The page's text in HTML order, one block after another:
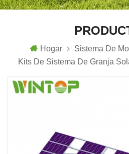
Hogar
Sistema De
Kits De Sistema De Granja